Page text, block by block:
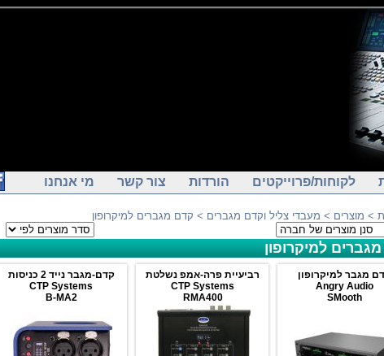
לקוחות/פרוייקטים הורדות צור קשר מי אנחנו
> מוצרים > מעבדי צליל וקדם מגברים > קדם מגברים למיקרופון
למיקרופון
מגבר למיקרופון
Angry Audio
SMooth
רביעיית פרה-אמפ נשלטת
CTP Systems
RMA400
קדם-מגבר נייד 2 כניסות
CTP Systems
B-MA2